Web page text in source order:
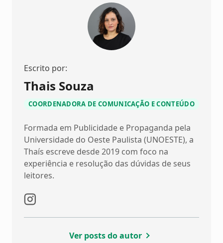
Escrito por:
Thais Souza
COORDENADORA DE COMUNICAÇÃO E CONTEÚDO
Formada em Publicidade e Propaganda pela
Universidade do Oeste Paulista (UNOESTE), a
Thaís escreve desde 2019 com foco na
experiência e resolução das dúvidas de seus
leitores.
Ver posts do autor